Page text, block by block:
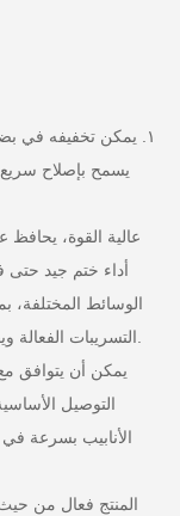
١. يمكن تخفيفه في
يسمح بإصلاح سريع
أداء ختم جيد حتى
الوسائط
التسريبات الفعالة ويضمن التشغيل بشكل دقيق وضبط خطوط الأنابيب.
التوصيل
الأنابيب بسرعة